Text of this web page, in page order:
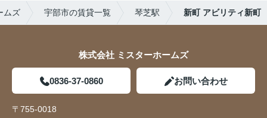
ムズ 宇部市の賃貸一覧 琴芝駅 新町 アビリティ新町
株式会社 ミスターホームズ
0836-37-0860 お問い合わせ
〒755-0018